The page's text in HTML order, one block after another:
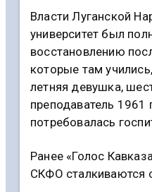
Власти Луганской
университет был
восстановлению
которые там
летняя девушка,
преподаватель 1961
потребовалась
Ранее «Голос
СКФО сталкиваются